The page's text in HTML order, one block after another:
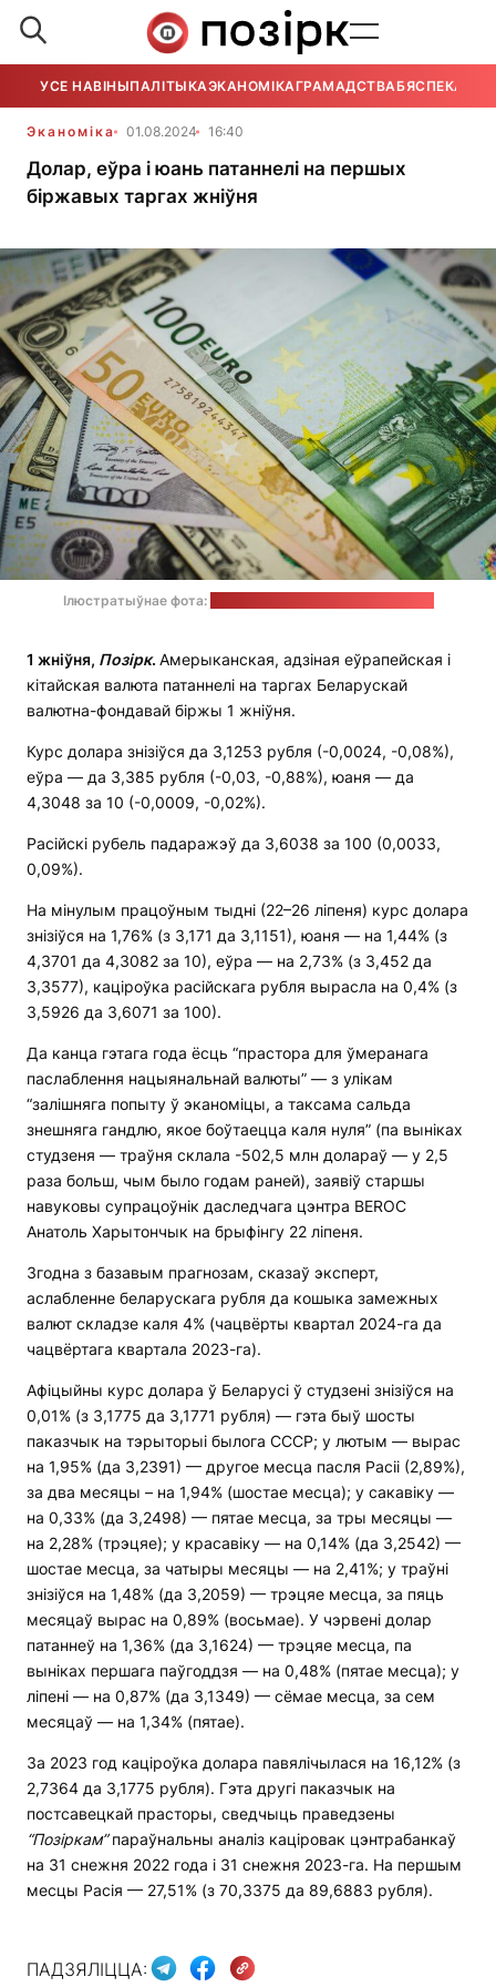
УСЕ НАВІНЫПАЛІТЫКАЭКАНОМІКАГРАМАДСТВАБЯСПЕКА
Эканоміка 01.08.2024 16:40
Долар, еўра і юань патаннелі на першых
біржавых таргах жніўня
Ілюстратыўнае фота:
1 жніўня, Позірк. Амерыканская, адзіная еўрапейская і
кітайская валюта патаннелі на таргах Беларускай
валютна-фондавай біржы 1 жніўня.
Курс долара знізіўся да 3,1253 рубля (-0,0024, -0,08%),
еўра — да 3,385 рубля (-0,03, -0,88%), юаня — да
4,3048 за 10 (-0,0009, -0,02%).
Расійскі рубель падаражэў да 3,6038 за 100 (0,0033,
0,09%).
На мінулым працоўным тыдні (22–26 ліпеня) курс долара
знізіўся на 1,76% (з 3,171 да 3,1151), юаня — на 1,44% (з
4,3701 да 4,3082 за 10), еўра — на 2,73% (з 3,452 да
3,3577), каціроўка расійскага рубля вырасла на 0,4% (з
3,5926 да 3,6071 за 100).
Да канца гэтага года ёсць “прастора для ўмеранага
паслаблення нацыянальнай валюты” — з улікам
“залішняга попыту ў эканоміцы, а таксама сальда
знешняга гандлю, якое боўтаецца каля нуля” (па выніках
студзеня — траўня склала -502,5 млн долараў — у 2,5
раза больш, чым было годам раней), заявіў старшы
навуковы супрацоўнік даследчага цэнтра BEROC
Анатоль Харытончык на брыфінгу 22 ліпеня.
Згодна з базавым прагнозам, сказаў эксперт,
аслабленне беларускага рубля да кошыка замежных
валют складзе каля 4% (чацвёрты квартал 2024-га да
чацвёртага квартала 2023-га).
Афіцыйны курс долара ў Беларусі ў студзені знізіўся на
0,01% (з 3,1775 да 3,1771 рубля) — гэта быў шосты
паказчык на тэрыторыі былога СССР; у лютым — вырас
на 1,95% (да 3,2391) — другое месца пасля Расіі (2,89%),
за два месяцы – на 1,94% (шостае месца); у сакавіку —
на 0,33% (да 3,2498) — пятае месца, за тры месяцы —
на 2,28% (трэцяе); у красавіку — на 0,14% (да 3,2542) —
шостае месца, за чатыры месяцы — на 2,41%; у траўні
знізіўся на 1,48% (да 3,2059) — трэцяе месца, за пяць
месяцаў вырас на 0,89% (восьмае). У чэрвені долар
патаннеў на 1,36% (да 3,1624) — трэцяе месца, па
выніках першага паўгоддзя — на 0,48% (пятае месца); у
ліпені — на 0,87% (да 3,1349) — сёмае месца, за сем
месяцаў — на 1,34% (пятае).
За 2023 год каціроўка долара павялічылася на 16,12% (з
2,7364 да 3,1775 рубля). Гэта другі паказчык на
постсавецкай прасторы, сведчыць праведзены
“Позіркам”параўнальны аналіз каціровак цэнтрабанкаў
на 31 снежня 2022 года і 31 снежня 2023-га. На першым
месцы Расія — 27,51% (з 70,3375 да 89,6883 рубля).
ПАДЗЯЛІЦЦА: